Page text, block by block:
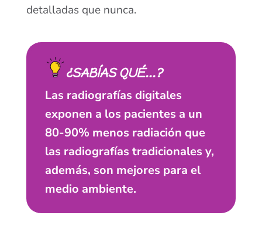
detalladas que nunca.
¿SABÍAS QUÉ...?
Las radiografías digitales
exponen a los pacientes a un
80-90% menos radiación que
las radiografías tradicionales y,
además, son mejores para el
medio ambiente.